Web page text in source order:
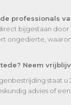
professionals
bijgestaan
ongedierte,
Neem
staat
advies of